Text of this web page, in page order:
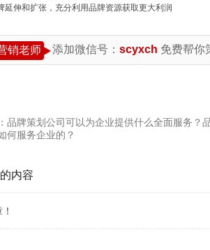
延伸和扩张，充分利用品牌资源获取更大利润
销老师 添加微信号： scyxch 免费帮你
品牌策划公司可以为企业提供什么全面服务？
何服务企业的？
内容